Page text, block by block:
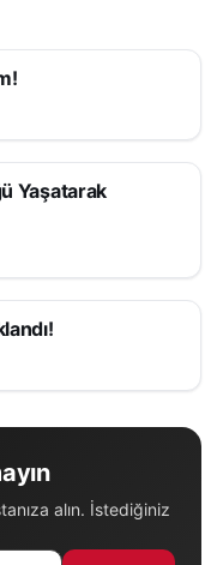
Yaşatarak
alın. İstediğiniz